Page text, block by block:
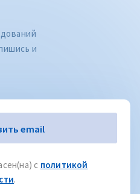
и
email
с политикой
.